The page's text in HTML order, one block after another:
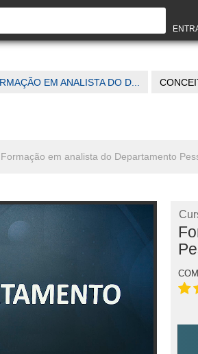
EM ANALISTA DO D...
em analista do Departamento